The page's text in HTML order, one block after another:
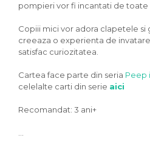
pompieri vor fi incantati de
Copiii mici vor adora clapetele si
creeaza o experienta de
satisfac curiozitatea.
Cartea face parte din seria Peep
celelalte carti din serie aici
Recomandat: 3 ani+
...